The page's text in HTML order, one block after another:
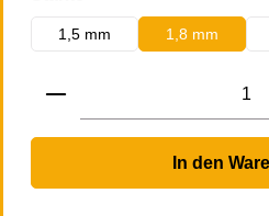
1,5 mm 1,8 mm
Produkt Anzahl: Gib
In den